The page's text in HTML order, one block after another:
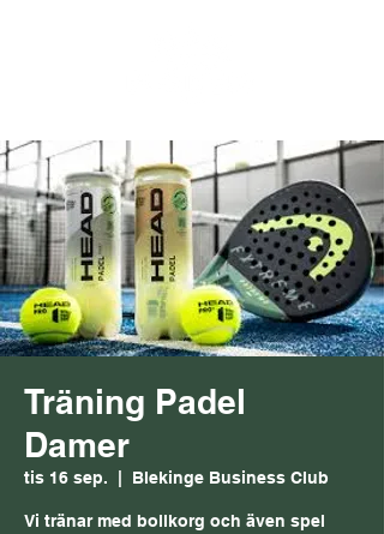
Träning Padel
Damer
tis 16 sep. Blekinge Business Club
Vi tränar med bollkorg och även spel